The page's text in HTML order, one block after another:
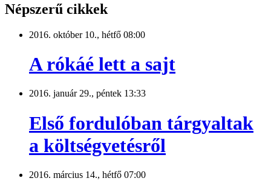
Népszerű cikkek
2016. október 10., hétfő 08:00
A rókáé lett a sajt
2016. január 29., péntek 13:33
Első fordulóban tárgyaltak
a költségvetésről
2016. március 14., hétfő 07:00